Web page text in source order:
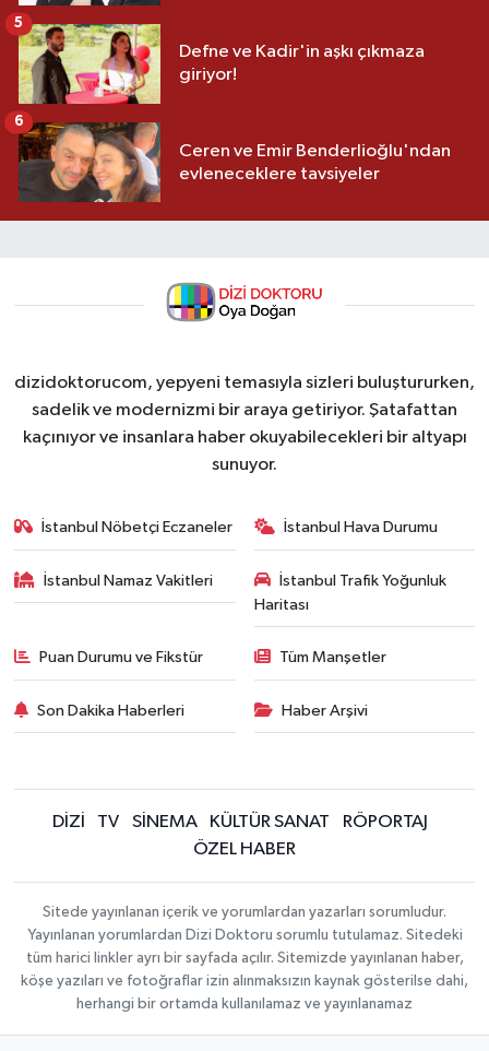
Defne ve Kadir'in aşkı çıkmaza
giriyor!
5
Ceren ve Emir Benderlioğlu'ndan
evleneceklere tavsiyeler
6
dizidoktorucom, yepyeni temasıyla sizleri buluştururken,
sadelik ve modernizmi bir araya getiriyor. Şatafattan
kaçınıyor ve insanlara haber okuyabilecekleri bir altyapı
sunuyor.
İstanbul Nöbetçi Eczaneler İstanbul Hava Durumu
İstanbul Namaz Vakitleri
İstanbul Trafik Yoğunluk
Haritası
Puan Durumu ve Fikstür Tüm Manşetler
Son Dakika Haberleri Haber Arşivi
DİZİ TV SİNEMA KÜLTÜR SANAT
RÖPORTAJ
ÖZEL HABER
Sitede yayınlanan içerik ve yorumlardan yazarları sorumludur.
Yayınlanan yorumlardan Dizi Doktoru sorumlu tutulamaz. Sitedeki
tüm harici linkler ayrı bir sayfada açılır. Sitemizde yayınlanan haber,
köşe yazıları ve fotoğraflar izin alınmaksızın kaynak gösterilse dahi,
herhangi bir ortamda kullanılamaz ve yayınlanamaz